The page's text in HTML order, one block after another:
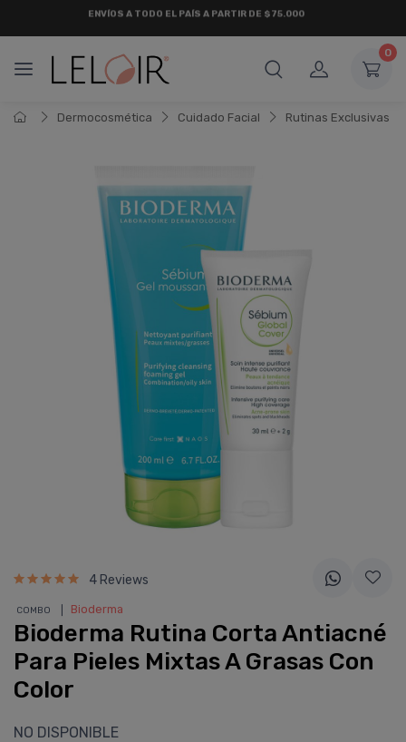
¡ HASTA 6 CUOTAS SIN INTERÉSY 18 CUOTAS FIJAS !
0
Dermocosmética Cuidado Facial Rutinas Exclusivas
4 Reviews
COMBO Bioderma
Bioderma Rutina Corta Antiacné
Para Pieles Mixtas A Grasas Con
Color
NO DISPONIBLE